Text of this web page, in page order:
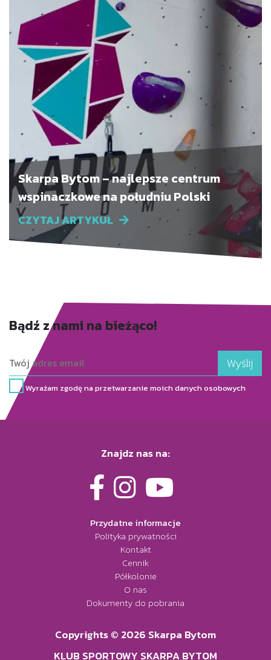
Skarpa Bytom – najlepsze centrum
wspinaczkowe na południu Polski
CZYTAJ ARTYKUŁ
Bądź z nami na bieżąco!
Wyrażam zgodę na przetwarzanie moich danych osobowych
Znajdz nas na:
Przydatne informacje
Polityka prywatności
Kontakt
Cennik
Półkolonie
O nas
Dokumenty do pobrania
Copyrights © 2026 Skarpa Bytom
KLUB SPORTOWY SKARPA BYTOM